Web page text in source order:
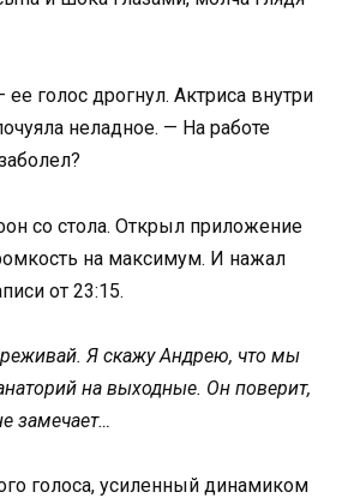
голос дрогнул. Актриса внутри
неладное. — На работе
со стола. Открыл приложение
на максимум. И нажал
от 23:15.
Я скажу Андрею, что мы
на выходные. Он поверит,
замечает…
голоса, усиленный динамиком